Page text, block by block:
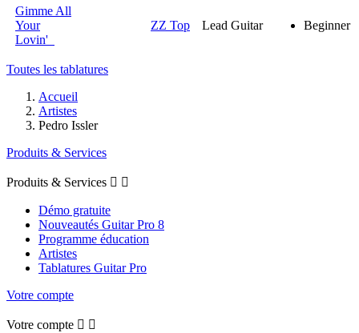
Gimme All
Your
Lovin'
ZZ Top Lead Guitar Beginner
Toutes les tablatures
Accueil
Artistes
Pedro Issler
Produits & Services
Produits & Services  
Démo gratuite
Nouveautés Guitar Pro 8
Programme éducation
Artistes
Tablatures Guitar Pro
Votre compte
Votre compte  